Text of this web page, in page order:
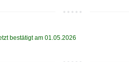
bestätigt am 01.05.2026